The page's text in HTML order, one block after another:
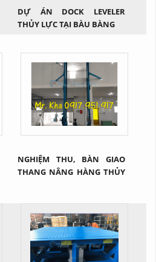
DỰ ÁN DOCK LEVELER
THỦY LỰC TẠI BÀU BÀNG
NGHIỆM THU, BÀN GIAO
THANG NÂNG HÀNG THỦY